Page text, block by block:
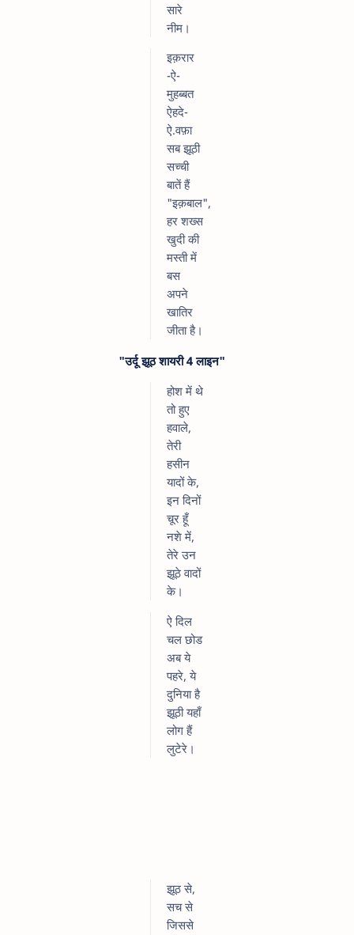
सारे
नीम।
इक़रार
-ऐ-
मुहब्बत
ऐहदे-
ऐ.वफ़ा
सब झूठी
सच्ची
बातें हैं
"इक़बाल",
हर शख्स
खुदी की
मस्ती में
बस
अपने
खातिर
जीता है।
"उर्दू झूठ शायरी 4 लाइन"
होश में थे
तो हुए
हवाले,
तेरी
हसीन
यादों के,
इन दिनों
चूर हूँ
नशे में,
तेरे उन
झूठे वादों
के।
ऐ दिल
चल छोड
अब ये
पहरे, ये
दुनिया है
झूठी यहाँ
लोग हैं
लुटेरे।
झूठ से,
सच से
जिससे